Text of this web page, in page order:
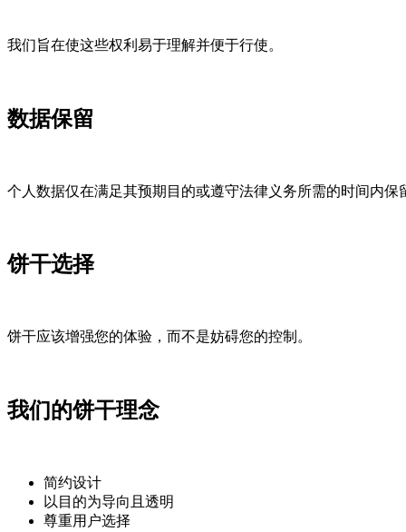
我们旨在使这些权利易于理解并便于行使。
数据保留
个人数据仅在满足其预期目的或遵守法律义务所需的时间内
饼干选择
饼干应该增强您的体验，而不是妨碍您的控制。
我们的饼干理念
简约设计
以目的为导向且透明
尊重用户选择